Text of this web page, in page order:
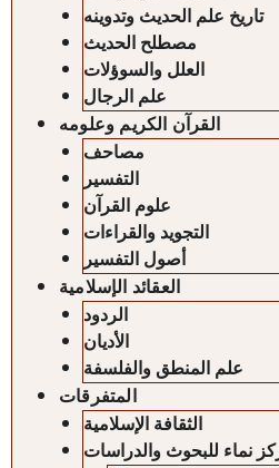
تاريخ علم الحديث وتدوينه
مصطلح الحديث
العلل والسوؤلات
علم الرجال
القرآن الكريم وعلومه
مصاحف
التفسير
علوم القرآن
التجويد والقراءات
أصول التفسير
العقائد الإسلامية
الردود
الأديان
علم المنطق والفلسفة
المتفرقات
الثقافة الإسلامية
نماء للبحوث والدراسات